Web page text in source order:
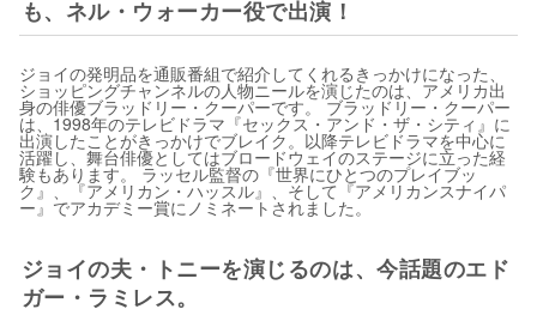
も、ネル・ウォーカー役で出演！
ジョイの発明品を通販番組で紹介してくれるきっかけになった、
ショッピングチャンネルの人物ニールを演じたのは、アメリカ出
身の俳優ブラッドリー・クーパーです。 ブラッドリー・クーパー
は、1998年のテレビドラマ『セックス・アンド・ザ・シティ』に
出演したことがきっかけでブレイク。以降テレビドラマを中心に
活躍し、舞台俳優としてはブロードウェイのステージに立った経
験もあります。 ラッセル監督の『世界にひとつのプレイブッ
ク』、『アメリカン・ハッスル』、そして『アメリカンスナイパ
ー』でアカデミー賞にノミネートされました。
ジョイの夫・トニーを演じるのは、今話題のエド
ガー・ラミレス。